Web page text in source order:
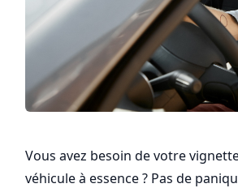
Vous avez besoin de votre
véhicule à essence ? Pas de